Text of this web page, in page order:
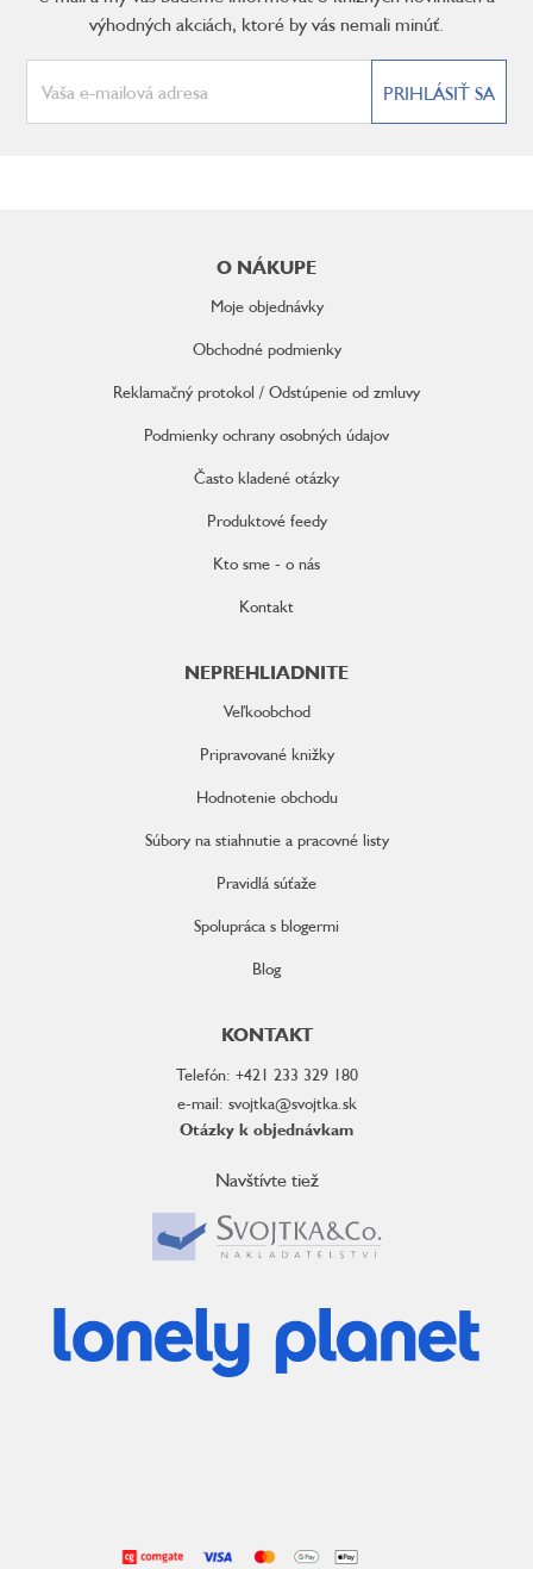
výhodných akciách, ktoré by vás nemali minúť.
PRIHLÁSIŤ SA
O NÁKUPE
Moje objednávky
Obchodné podmienky
Reklamačný protokol / Odstúpenie od zmluvy
Podmienky ochrany osobných údajov
Často kladené otázky
Produktové feedy
Kto sme - o nás
Kontakt
NEPREHLIADNITE
Veľkoobchod
Pripravované knižky
Hodnotenie obchodu
Súbory na stiahnutie a pracovné listy
Pravidlá súťaže
Spolupráca s blogermi
Blog
KONTAKT
Telefón: +421 233 329 180
e-mail: svojtka@svojtka.sk
Otázky k objednávkam
Navštívte tiež